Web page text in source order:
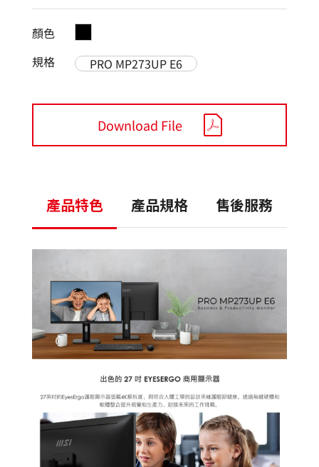
顏色
規格
PRO MP273UP E6
Download File
產品特色 產品規格 售後服務